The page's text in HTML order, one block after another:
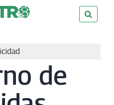
de